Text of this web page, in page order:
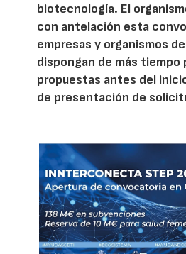
biotecnología. El
con antelación esta
empresas y organismos
dispongan de más tiempo
propuestas antes del
de presentación de